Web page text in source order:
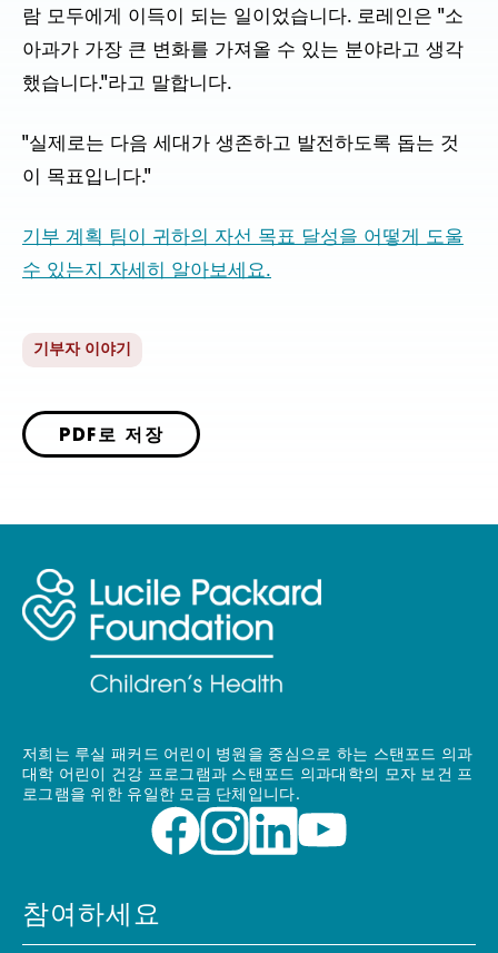
람 모두에게 이득이 되는 일이었습니다. 로레인은 "소
아과가 가장 큰 변화를 가져올 수 있는 분야라고 생각
했습니다."라고 말합니다.
"실제로는 다음 세대가 생존하고 발전하도록 돕는 것
이 목표입니다."
기부 계획 팀이 귀하의 자선 목표 달성을 어떻게 도울
수 있는지 자세히 알아보세요.
기부자 이야기
PDF로 저장
저희는 루실 패커드 어린이 병원을 중심으로 하는 스탠포드 의과
대학 어린이 건강 프로그램과 스탠포드 의과대학의 모자 보건 프
로그램을 위한 유일한 모금 단체입니다.
참여하세요